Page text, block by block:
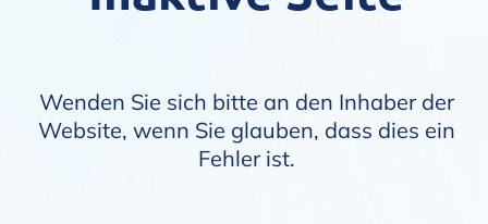
Wenden Sie sich bitte an den Inhaber der
Website, wenn Sie glauben, dass dies ein
Fehler ist.